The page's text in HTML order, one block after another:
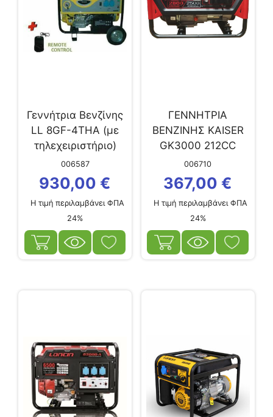
Γεννήτρια Βενζίνης
LL 8GF-4ΤΗΑ (με
τηλεχειριστήριο)
006587
930,00 €
Η τιμή περιλαμβάνει ΦΠΑ
24%
ΓΕΝΝΗΤΡΙΑ
ΒΕΝΖΙΝΗΣ KAISER
GK3000 212CC
ΜΕΓΙΣΤΗ ΙΣΧΥΣ
2,8kW
006710
367,00 €
Η τιμή περιλαμβάνει ΦΠΑ
24%